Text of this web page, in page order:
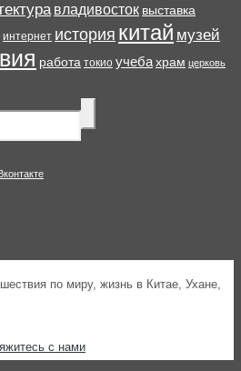
владивосток выставка
интернет история китай музей
работа токио учебахрам церковь
по миру, жизнь в Китае, Ухане,
с нами